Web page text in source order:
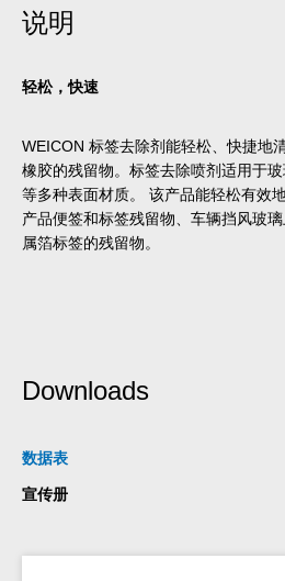
说明
轻松，快速
WEICON 标签去除剂能轻松、快捷地
橡胶的残留物。标签去除喷剂适用于
等多种表面材质。 该产品能轻松有效
产品便签和标签残留物、车辆挡风玻
属箔标签的残留物。
Downloads
数据表
宣传册